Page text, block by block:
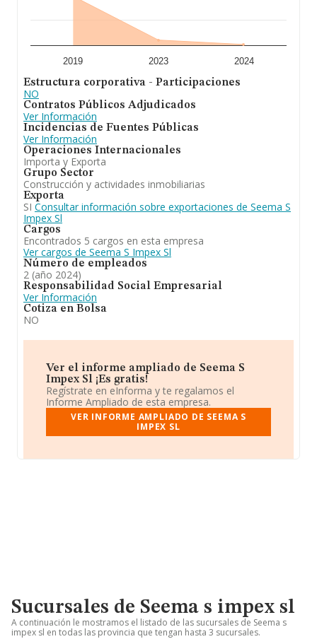
2019 2023 2024
Estructura corporativa - Participaciones
NO
Contratos Públicos Adjudicados
Ver Información
Incidencias de Fuentes Públicas
Ver Información
Operaciones Internacionales
Importa y Exporta
Grupo Sector
Construcción y actividades inmobiliarias
Exporta
SI Consultar información sobre exportaciones de Seema S
Impex Sl
Cargos
Encontrados 5 cargos en esta empresa
Ver cargos de Seema S Impex Sl
Número de empleados
2 (año 2024)
Responsabilidad Social Empresarial
Ver Información
Cotiza en Bolsa
NO
Ver el informe ampliado de Seema S
Impex Sl ¡Es gratis!
Regístrate en eInforma y te regalamos el
Informe Ampliado de esta empresa.
VER INFORME AMPLIADO DE SEEMA S
IMPEX SL
Sucursales de Seema s impex sl
A continuación le mostramos el listado de las sucursales de Seema s
impex sl en todas las provincia que tengan hasta 3 sucursales.